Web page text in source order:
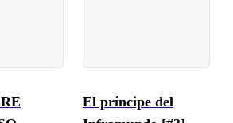
El príncipe del